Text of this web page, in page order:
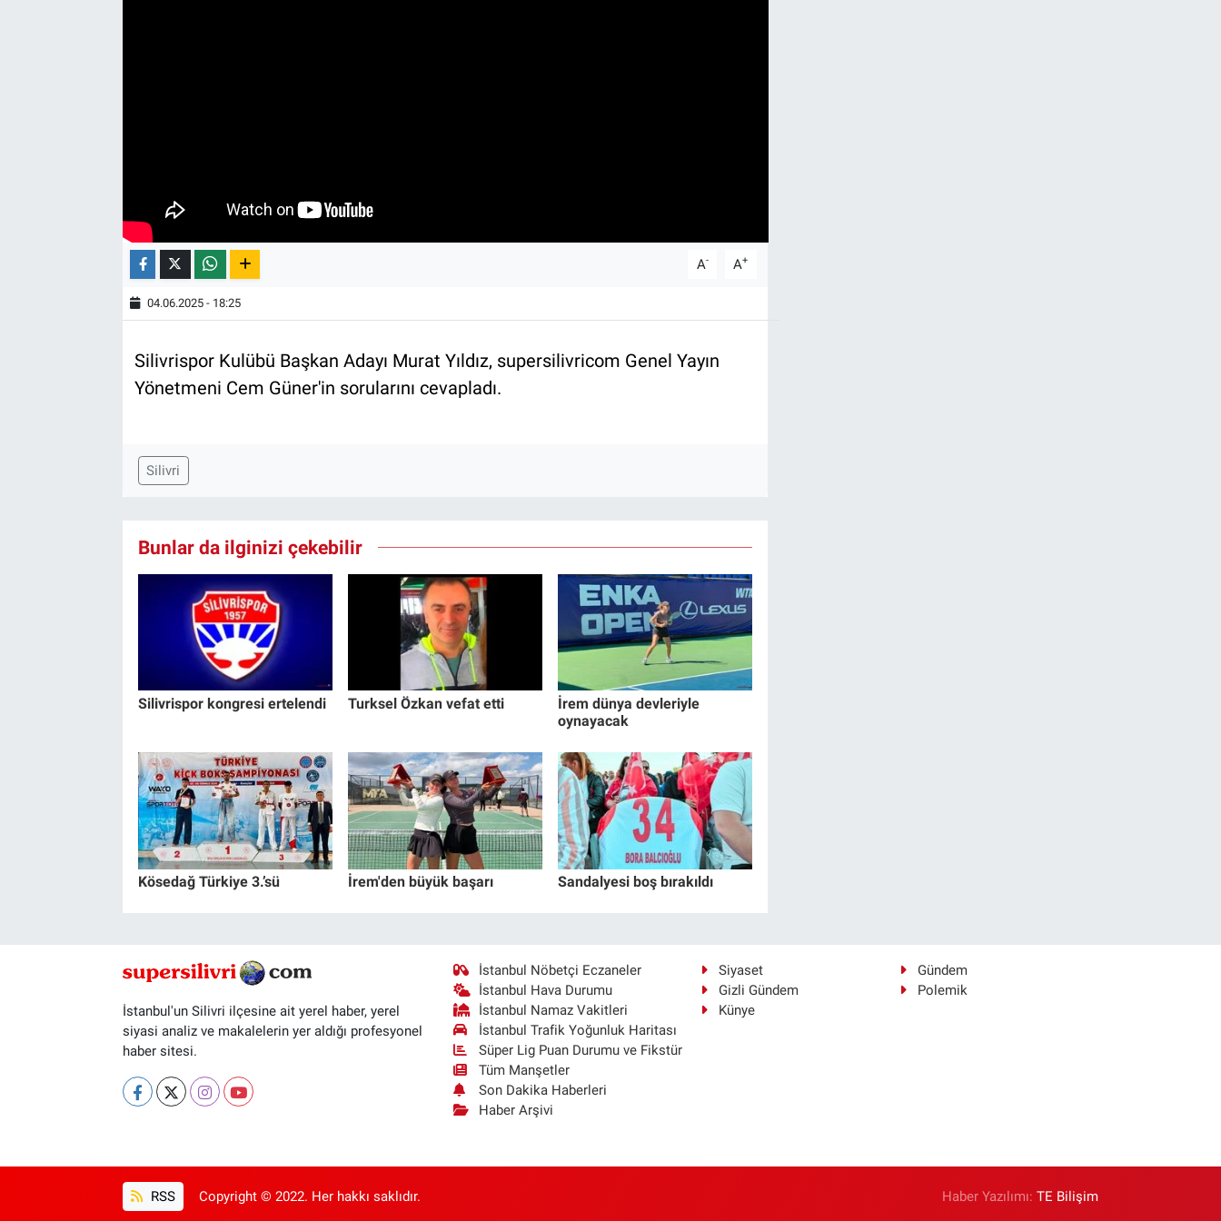
A- A+
04.06.2025 - 18:25
Silivrispor Kulübü Başkan Adayı Murat Yıldız, supersilivricom Genel Yayın
Yönetmeni Cem Güner'in sorularını cevapladı.
Silivri
Bunlar da ilginizi çekebilir
Silivrispor kongresi ertelendi Turksel Özkan vefat etti
İrem dünya devleriyle
oynayacak
Kösedağ Türkiye 3.’sü İrem'den büyük başarı Sandalyesi boş bırakıldı
İstanbul'un Silivri ilçesine ait yerel haber, yerel
siyasi analiz ve makalelerin yer aldığı profesyonel
haber sitesi.
İstanbul Nöbetçi Eczaneler
İstanbul Hava Durumu
İstanbul Namaz Vakitleri
İstanbul Trafik Yoğunluk Haritası
Süper Lig Puan Durumu ve Fikstür
Tüm Manşetler
Son Dakika Haberleri
Haber Arşivi
Siyaset
Gündem
Gizli Gündem
Polemik
Künye
RSS Copyright © 2022. Her hakkı saklıdır. Haber Yazılımı:TE Bilişim